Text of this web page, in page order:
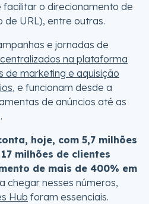
facilitar o direcionamento de
de URL), entre outras.
e jornadas de
centralizados na plataforma
de marketing e aquisição
, e funcionam desde a
de anúncios até as
hoje, com 5,7 milhões
milhões de clientes
de mais de 400% em
chegar nesses números,
Hub foram essenciais.